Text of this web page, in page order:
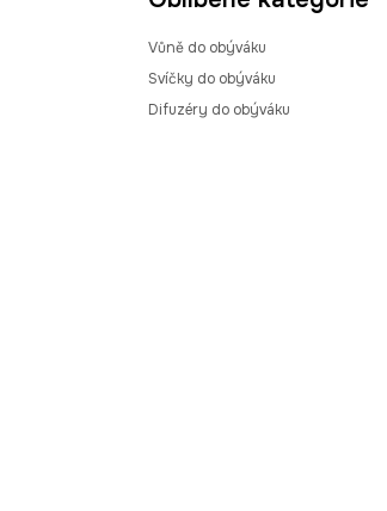
Vůně do obýváku
Svíčky do obýváku
Difuzéry do obýváku